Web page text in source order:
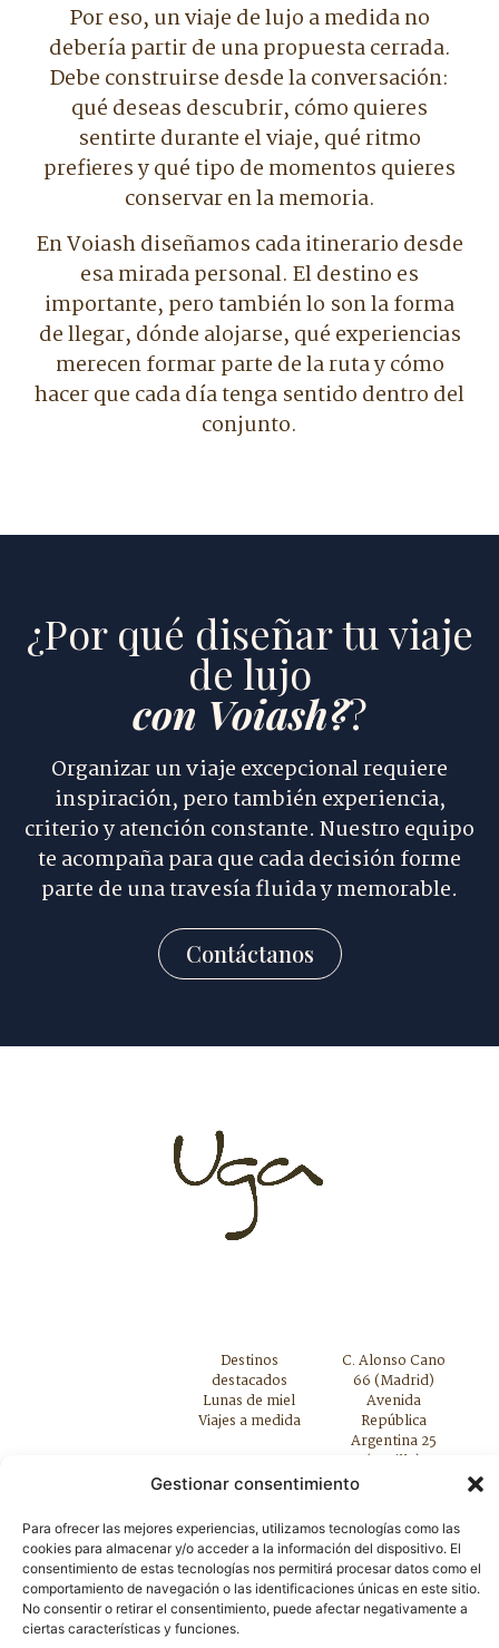
Gestionar consentimiento
Para ofrecer las mejores experiencias, utilizamos tecnologías como las
cookies para almacenar y/o acceder a la información del dispositivo. El
consentimiento de estas tecnologías nos permitirá procesar datos como el
comportamiento de navegación o las identificaciones únicas en este sitio.
No consentir o retirar el consentimiento, puede afectar negativamente a
ciertas características y funciones.
Por eso, un viaje de lujo a medida no
debería partir de una propuesta cerrada.
Debe construirse desde la conversación:
qué deseas descubrir, cómo quieres
sentirte durante el viaje, qué ritmo
prefieres y qué tipo de momentos quieres
conservar en la memoria.
En Voiash diseñamos cada itinerario desde
esa mirada personal. El destino es
importante, pero también lo son la forma
de llegar, dónde alojarse, qué experiencias
merecen formar parte de la ruta y cómo
hacer que cada día tenga sentido dentro del
conjunto.
¿Por qué diseñar tu viaje
de lujo
con Voiash??
Organizar un viaje excepcional requiere
inspiración, pero también experiencia,
criterio y atención constante. Nuestro equipo
te acompaña para que cada decisión forme
parte de una travesía fluida y memorable.
Contáctanos
Destinos
destacados
Lunas de miel
Viajes a medida
C. Alonso Cano
66 (Madrid)
Avenida
República
Argentina 25
(Sevilla)
Teléfono. 910 421
Política de privacidad|Política de cookies|Aviso legal y
condiciones